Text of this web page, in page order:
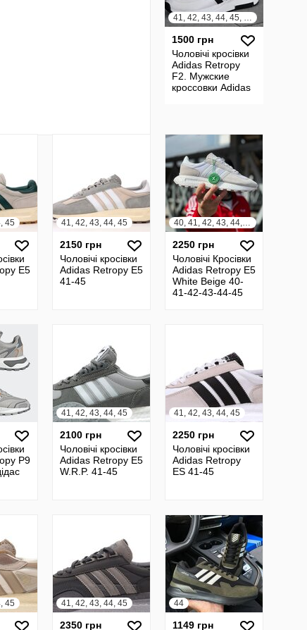
41, 42, 43, 44, 45, 46
1500 грн
Чоловічі кросівки
Adidas Retropy
F2. Мужские
кроссовки Adidas
45
E5
41, 42, 43, 44, 45
2150 грн
Чоловічі кросівки
Adidas Retropy E5
41-45
40, 41, 42, 43, 44, 45
2250 грн
Чоловічі Кросівки
Adidas Retropy E5
White Beige 40-
41-42-43-44-45
P9
41, 42, 43, 44, 45
2100 грн
Чоловічі кросівки
Adidas Retropy E5
W.R.P. 41-45
41, 42, 43, 44, 45
2250 грн
Чоловічі кросівки
Adidas Retropy
ES 41-45
45 41, 42, 43, 44, 45
2350 грн
44
1149 грн